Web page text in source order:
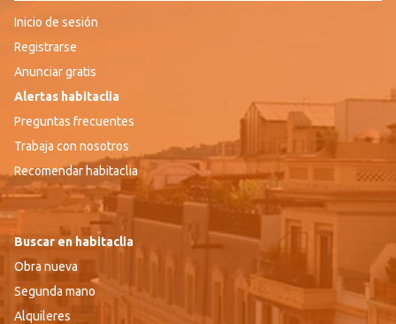
Inicio de sesión
Registrarse
Anunciar gratis
Alertas habitaclia
Preguntas frecuentes
Trabaja con nosotros
Recomendar habitaclia
Buscar en habitaclia
Obra nueva
Segunda mano
Alquileres